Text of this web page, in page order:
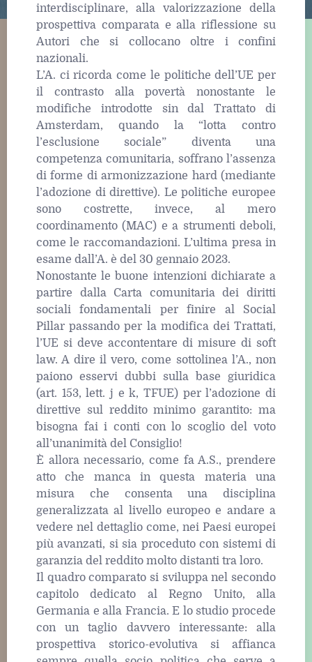
interdisciplinare, alla valorizzazione della
prospettiva comparata e alla riflessione su
Autori che si collocano oltre i confini
nazionali.
L’A. ci ricorda come le politiche dell’UE per
il contrasto alla povertà nonostante le
modifiche introdotte sin dal Trattato di
Amsterdam, quando la “lotta contro
l’esclusione sociale” diventa una
competenza comunitaria, soffrano l’assenza
di forme di armonizzazione hard (mediante
l’adozione di direttive). Le politiche europee
sono costrette, invece, al mero
coordinamento (MAC) e a strumenti deboli,
come le raccomandazioni. L’ultima presa in
esame dall’A. è del 30 gennaio 2023.
Nonostante le buone intenzioni dichiarate a
partire dalla Carta comunitaria dei diritti
sociali fondamentali per finire al Social
Pillar passando per la modifica dei Trattati,
l’UE si deve accontentare di misure di soft
law. A dire il vero, come sottolinea l’A., non
paiono esservi dubbi sulla base giuridica
(art. 153, lett. j e k, TFUE) per l’adozione di
direttive sul reddito minimo garantito: ma
bisogna fai i conti con lo scoglio del voto
all’unanimità del Consiglio!
È allora necessario, come fa A.S., prendere
atto che manca in questa materia una
misura che consenta una disciplina
generalizzata al livello europeo e andare a
vedere nel dettaglio come, nei Paesi europei
più avanzati, si sia proceduto con sistemi di
garanzia del reddito molto distanti tra loro.
Il quadro comparato si sviluppa nel secondo
capitolo dedicato al Regno Unito, alla
Germania e alla Francia. E lo studio procede
con un taglio davvero interessante: alla
prospettiva storico-evolutiva si affianca